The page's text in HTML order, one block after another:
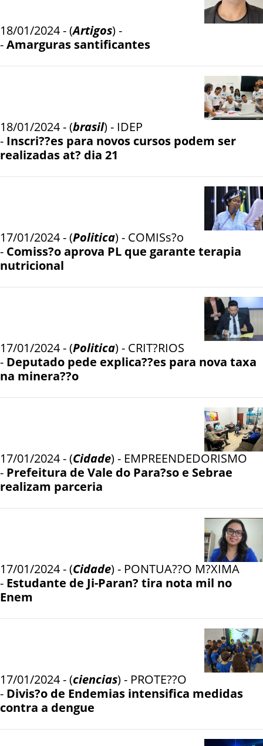
18/01/2024 - (Artigos) -
-Amarguras santificantes
18/01/2024 - (brasil) - IDEP
- Inscri??es para novos cursos podem ser
realizadas at? dia 21
17/01/2024 - (Politica) - COMISs?o
- Comiss?o aprova PL que garante terapia
nutricional
17/01/2024 - (Politica) - CRIT?RIOS
- Deputado pede explica??es para nova taxa
na minera??o
17/01/2024 - (Cidade) - EMPREENDEDORISMO
- Prefeitura de Vale do Para?so e Sebrae
realizam parceria
17/01/2024 - (Cidade) - PONTUA??O M?XIMA
- Estudante de Ji-Paran? tira nota mil no
Enem
17/01/2024 - (ciencias) - PROTE??O
- Divis?o de Endemias intensifica medidas
contra a dengue